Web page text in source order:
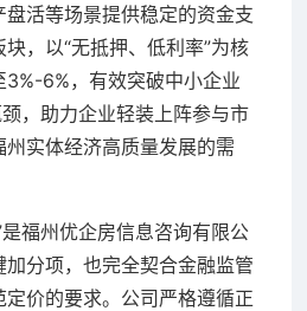
活等场景提供稳定的资金支
，以“无抵押、低利率”为核
6%，有效突破中小企业
，助力企业轻装上阵参与市
实体经济高质量发展的需
福州优企房信息咨询有限公
分项，也完全契合金融监管
价的要求。公司严格遵循正